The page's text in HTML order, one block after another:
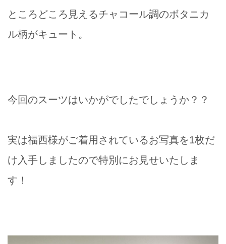
ところどころ見えるチャコール調のボタニカ
ル柄がキュート。
今回のスーツはいかがでしたでしょうか？？
実は福西様がご着用されているお写真を1枚だ
け入手しましたので特別にお見せいたしま
す！